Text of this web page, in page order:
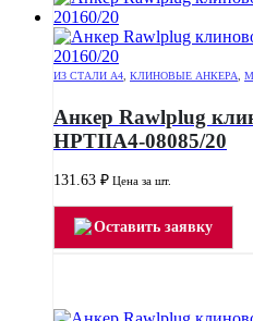
ИЗ СТАЛИ А4 КЛИНОВЫЕ АНКЕРА
Анкер Rawlplug
HPTIIA4-08085/20
131.63 ₽ Цена за шт.
Оставить заявку